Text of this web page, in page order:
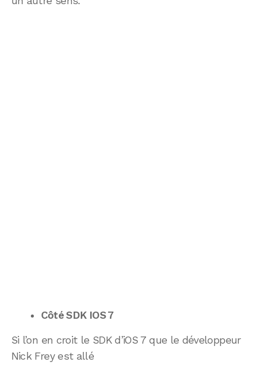
Côté SDK IOS 7
Si l’on en croit le SDK d’iOS 7 que le développeur
Nick Frey est allé